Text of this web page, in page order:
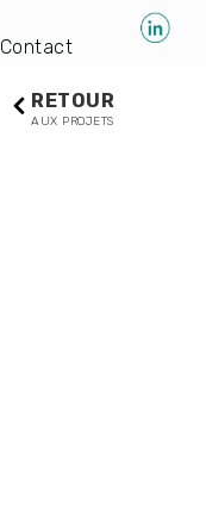
Contact
RETOUR
AUX PROJETS